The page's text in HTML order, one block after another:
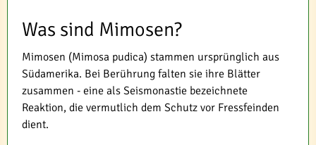
Was sind Mimosen?
Mimosen (Mimosa pudica) stammen ursprünglich aus
Südamerika. Bei Berührung falten sie ihre Blätter
zusammen - eine als Seismonastie bezeichnete
Reaktion, die vermutlich dem Schutz vor Fressfeinden
dient.